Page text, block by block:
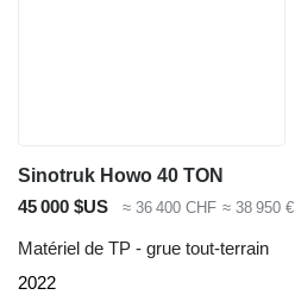
Sinotruk Howo 40 TON
45 000 $US
≈ 36 400 CHF ≈ 38 950 €
Matériel de TP - grue tout-terrain
2022